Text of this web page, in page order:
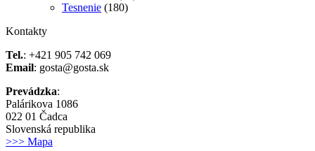
Tesnenie (180)
Kontakty
Tel.: +421 905 742 069
Email: gosta@gosta.sk
Prevádzka:
Palárikova 1086
022 01 Čadca
Slovenská republika
>>> Mapa